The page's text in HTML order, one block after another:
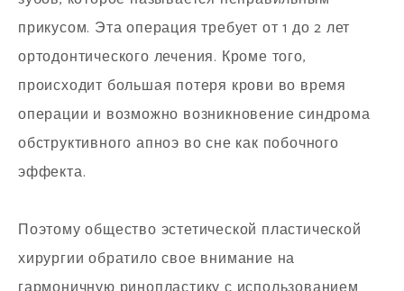
прикусом. Эта операция требует от 1 до 2 лет
ортодонтического лечения. Кроме того,
происходит большая потеря крови во время
операции и возможно возникновение синдрома
обструктивного апноэ во сне как побочного
эффекта.
Поэтому общество эстетической пластической
хирургии обратило свое внимание на